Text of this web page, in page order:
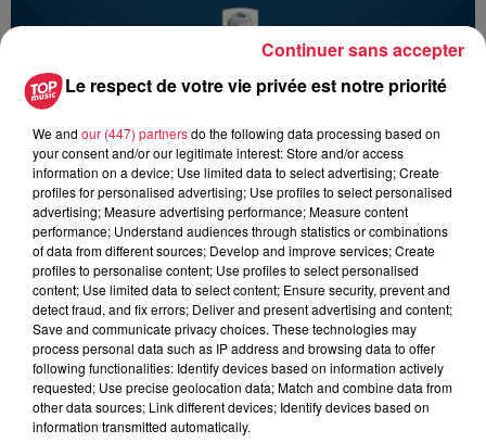
Ajouter à votre calendrier
Date
du6 novembre 2021 à 0h00
au6 novembre 2021 à 0h00
Lieu
Complexe sportif CJS -
GEISPOLSHEIM (67)
Le respect de votre vie privée est notre priorité
We and our (447) partnersdo the following data processing based on
your consent and/or our legitimate interest: Store and/or access
information on a device; Use limited data to select advertising; Create
profiles for personalised advertising; Use profiles to select personalised
advertising; Measure advertising performance; Measure content
performance; Understand audiences through statistics or combinations
of data from different sources; Develop and improve services; Create
profiles to personalise content; Use profiles to select personalised
content; Use limited data to select content; Ensure security, prevent and
detect fraud, and fix errors; Deliver and present advertising and content;
Save and communicate privacy choices. These technologies may
process personal data such as IP address and browsing data to offer
following functionalities: Identify devices based on information actively
requested; Use precise geolocation data; Match and combine data from
other data sources; Link different devices; Identify devices based on
information transmitted automatically.
Continuer sans accepter